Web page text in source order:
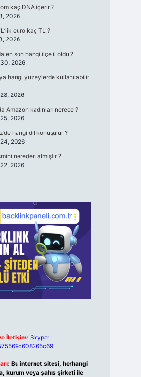
kaç DNA içerir ?
2026
euro kaç TL ?
2026
en son hangi ilçe il oldu ?
2026
hangi yüzeylerde kullanılabilir
2026
Amazon kadınları nerede ?
2026
hangi dil konuşulur ?
2026
nereden almıştır ?
2026
İletişim: Skype:
Bu internet sitesi, herhangi
kurum veya şahıs şirketi ile